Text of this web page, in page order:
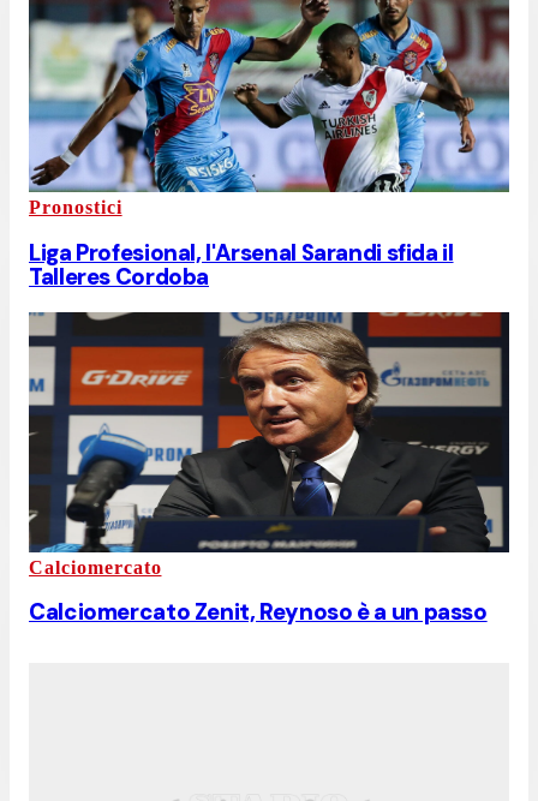
Pronostici
Liga Profesional, l'Arsenal Sarandi sfida il
Talleres Cordoba
Calciomercato
Calciomercato Zenit, Reynoso è a un passo